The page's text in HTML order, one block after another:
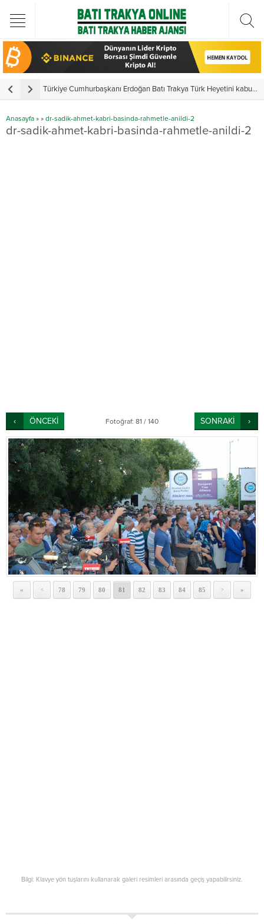
Türkiye Cumhurbaşkanı Erdoğan Batı Trakya Türk Heyetini kabul etti
Anasayfa » » dr-sadik-ahmet-kabri-basinda-rahmetle-anildi-2
dr-sadik-ahmet-kabri-basinda-rahmetle-anildi-2
ÖNCEKİ Fotoğraf: 81 / 140 SONRAKİ
« < 78 79 80 81 82 83 84 85 > »
Bilgi: Klavye yön tuşlarını kullanarak galeri resimleri arasında geçiş yapabilirsiniz.